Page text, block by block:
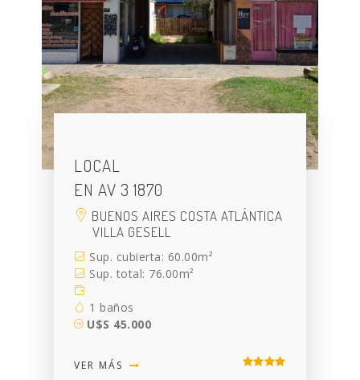
LOCAL
EN AV 3 1870
BUENOS AIRES COSTA ATLÁNTICA
VILLA GESELL
Sup. cubierta: 60.00m²
Sup. total: 76.00m²
1 baños
U$S 45.000
VER MÁS